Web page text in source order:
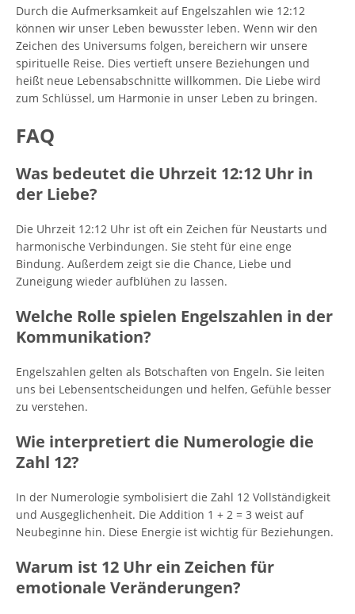
Durch die Aufmerksamkeit auf Engelszahlen wie 12:12
können wir unser Leben bewusster leben. Wenn wir den
Zeichen des Universums folgen, bereichern wir unsere
spirituelle Reise. Dies vertieft unsere Beziehungen und
heißt neue Lebensabschnitte willkommen. Die Liebe wird
zum Schlüssel, um Harmonie in unser Leben zu bringen.
FAQ
Was bedeutet die Uhrzeit 12:12 Uhr in
der Liebe?
Die Uhrzeit 12:12 Uhr ist oft ein Zeichen für Neustarts und
harmonische Verbindungen. Sie steht für eine enge
Bindung. Außerdem zeigt sie die Chance, Liebe und
Zuneigung wieder aufblühen zu lassen.
Welche Rolle spielen Engelszahlen in der
Kommunikation?
Engelszahlen gelten als Botschaften von Engeln. Sie leiten
uns bei Lebensentscheidungen und helfen, Gefühle besser
zu verstehen.
Wie interpretiert die Numerologie die
Zahl 12?
In der Numerologie symbolisiert die Zahl 12 Vollständigkeit
und Ausgeglichenheit. Die Addition 1 + 2 = 3 weist auf
Neubeginne hin. Diese Energie ist wichtig für Beziehungen.
Warum ist 12 Uhr ein Zeichen für
emotionale Veränderungen?